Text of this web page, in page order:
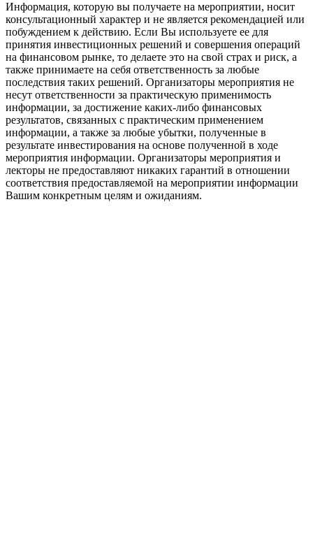
Информация, которую вы получаете на мероприятии, носит
консультационный характер и не является рекомендацией или
побуждением к действию. Если Вы используете ее для
принятия инвестиционных решений и совершения операций
на финансовом рынке, то делаете это на свой страх и риск, а
также принимаете на себя ответственность за любые
последствия таких решений. Организаторы мероприятия не
несут ответственности за практическую применимость
информации, за достижение каких-либо финансовых
результатов, связанных с практическим применением
информации, а также за любые убытки, полученные в
результате инвестирования на основе полученной в ходе
мероприятия информации. Организаторы мероприятия и
лекторы не предоставляют никаких гарантий в отношении
соответствия предоставляемой на мероприятии информации
Вашим конкретным целям и ожиданиям.